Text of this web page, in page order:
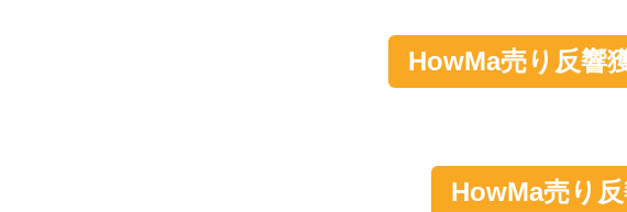
HowMa売り反響
HowMa売り